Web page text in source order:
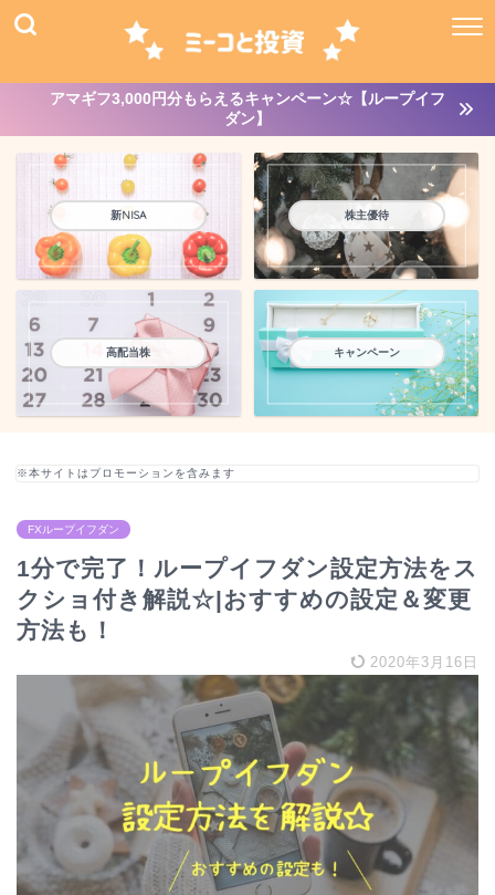
アマギフ3,000円分もらえるキャンペーン☆【ループイフ
ダン】
新NISA 株主優待
高配当株 キャンペーン
※本サイトはプロモーションを含みます
FXループイフダン
1分で完了！ループイフダン設定方法をス
クショ付き解説☆|おすすめの設定＆変更
方法も！
2020年3月16日